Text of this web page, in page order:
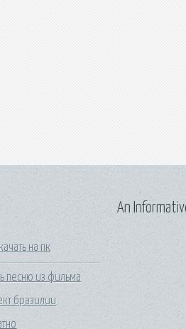
на пк
песню из фильма
бразилии
An